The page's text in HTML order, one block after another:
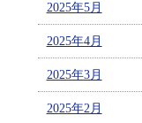
2025年5月
2025年4月
2025年3月
2025年2月